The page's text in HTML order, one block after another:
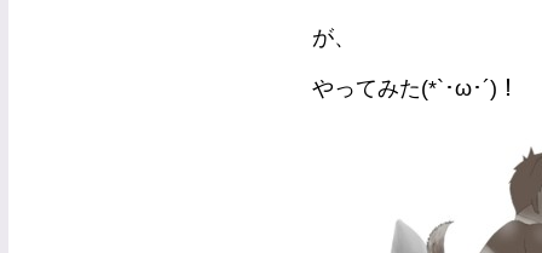
が、
やってみた(*`･ω･´)！